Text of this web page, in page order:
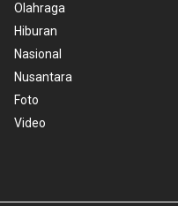
Olahraga
Hiburan
Nasional
Nusantara
Foto
Video